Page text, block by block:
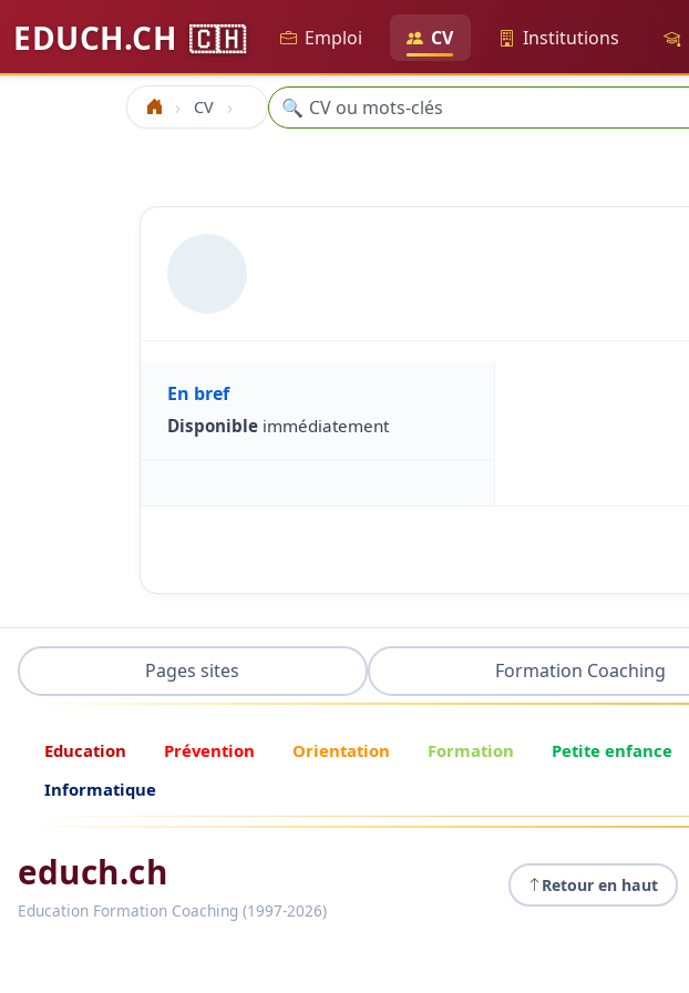
EDUCH.CH 🇨🇭 Emploi CV Institutions
Accueil CV Recherche
🔍
En bref
Disponible immédiatement
Pages sites Formation Coaching
Education Prévention Orientation Formation Petite enfance
Informatique
educh.ch
Education Formation Coaching (1997-2026)
Retour en haut